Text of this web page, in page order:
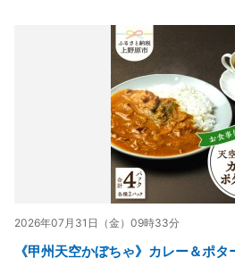
2026年07月31日（金）09時33分
《甲州天空かぼちゃ》カレー＆ポタ